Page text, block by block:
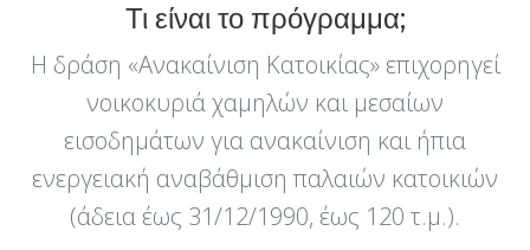
Τι είναι το πρόγραμμα;
Η δράση «Ανακαίνιση Κατοικίας» επιχορηγεί
νοικοκυριά χαμηλών και μεσαίων
εισοδημάτων για ανακαίνιση και ήπια
ενεργειακή αναβάθμιση παλαιών κατοικιών
(άδεια έως 31/12/1990, έως 120 τ.μ.).